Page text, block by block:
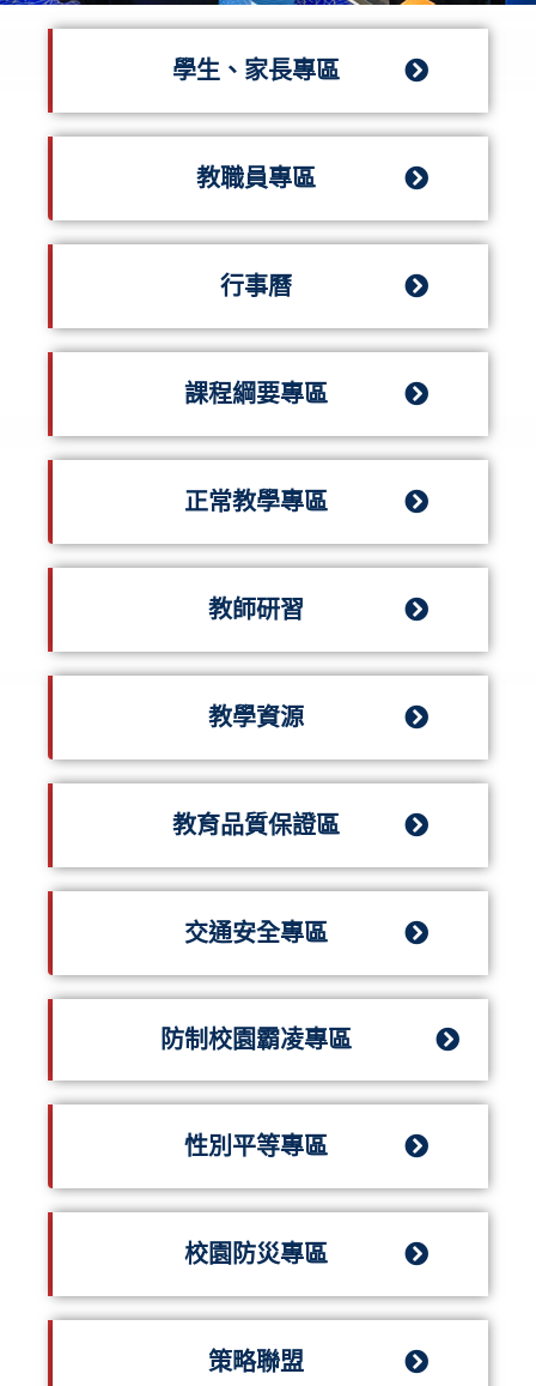
學生、家長專區
教職員專區
行事曆
課程綱要專區
正常教學專區
教師研習
教學資源
教育品質保證區
交通安全專區
防制校園霸凌專區
性別平等專區
校園防災專區
策略聯盟